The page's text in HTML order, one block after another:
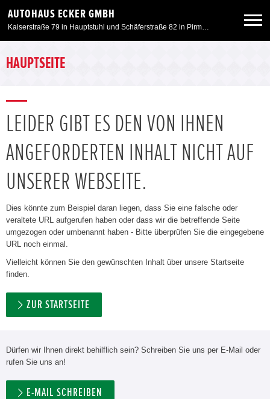
AUTOHAUS ECKER GMBH
Kaiserstraße 79 in Hauptstuhl und Schäferstraße 82 in Pirmasens
Neuwagen
Angebote
Unser Autohaus
Motorrad
HAUPTSEITE
LEIDER GIBT ES DEN VON IHNEN
ANGEFORDERTEN INHALT NICHT AUF
UNSERER WEBSEITE.
Dies könnte zum Beispiel daran liegen, dass Sie eine falsche oder
veraltete URL aufgerufen haben oder dass wir die betreffende Seite
umgezogen oder umbenannt haben - Bitte überprüfen Sie die eingegebene
URL noch einmal.
Vielleicht können Sie den gewünschten Inhalt über unsere Startseite
finden.
ZUR STARTSEITE
Dürfen wir Ihnen direkt behilflich sein? Schreiben Sie uns per E-Mail oder
rufen Sie uns an!
E-MAIL SCHREIBEN